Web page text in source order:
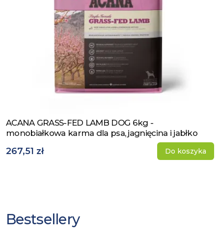
Zobacz produkt
ACANA GRASS-FED LAMB DOG 6kg -
monobiałkowa karma dla psa, jagnięcina i jabłko
267,51 zł Do koszyka
Bestsellery